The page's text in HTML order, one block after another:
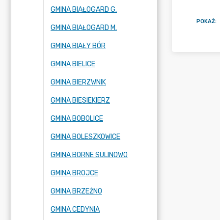
GMINA BIAŁOGARD G.
GMINA BIAŁOGARD M.
GMINA BIAŁY BÓR
GMINA BIELICE
GMINA BIERZWNIK
GMINA BIESIEKIERZ
GMINA BOBOLICE
GMINA BOLESZKOWICE
GMINA BORNE SULINOWO
GMINA BROJCE
GMINA BRZEŻNO
GMINA CEDYNIA
POKAŻ: